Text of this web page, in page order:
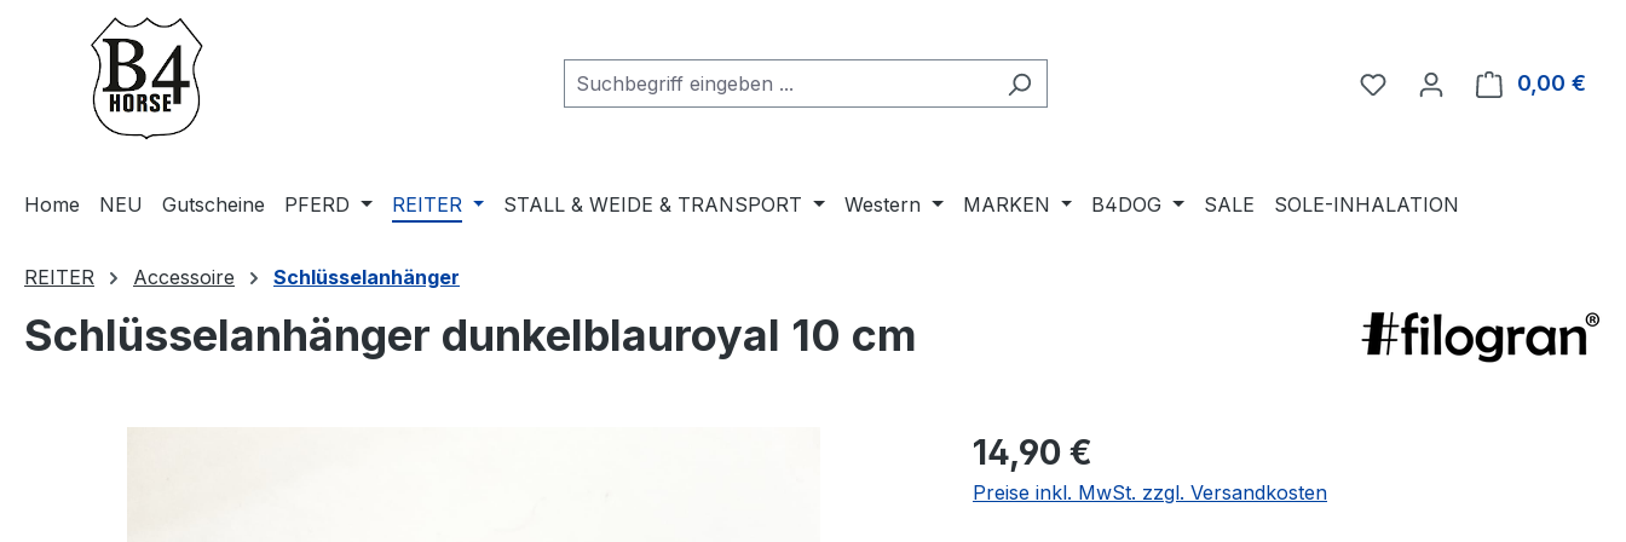
Hauptinhalt springen
Zur Suche springen
Zur Hauptnavigation springen
Du hast 0 Produkte auf
0,00 €
Home NEU Gutscheine PFERD REITER STALL & WEIDE & TRANSPORT Western MARKEN B4DOG SALE SOLE-INHALATION
REITER Accessoire Schlüsselanhänger
Schlüsselanhänger dunkelblauroyal 10 cm
Regulärer Preis:
14,90 €
Preise inkl. MwSt. zzgl. Versandkosten